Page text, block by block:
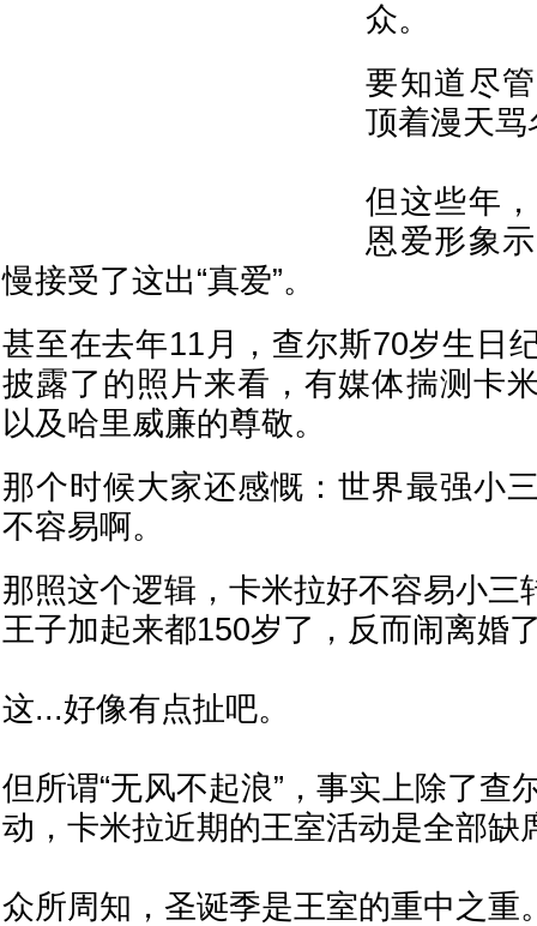
众。
要知道尽
顶着漫天
但这些年
恩爱形象
慢接受了这出“真爱”。
甚至在去年11月，查尔斯70岁生日
披露了的照片来看，有媒体揣测卡
以及哈里威廉的尊敬。
那个时候大家还感慨：世界最强小
不容易啊。
那照这个逻辑，卡米拉好不容易小三
王子加起来都150岁了，反而闹离婚
这...好像有点扯吧。
但所谓“无风不起浪”，事实上除了查
动，卡米拉近期的王室活动是全部缺
众所周知，圣诞季是王室的重中之重